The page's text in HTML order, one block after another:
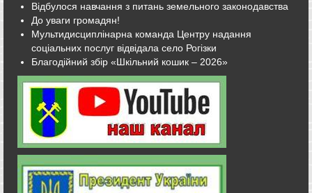
Відбулося навчання з питань земельного законодавства
До уваги громадян!
Мультидисциплінарна команда Центру надання
соціальних послуг відвідала село Рогізки
Благодійний збір «Шкільний кошик – 2026»